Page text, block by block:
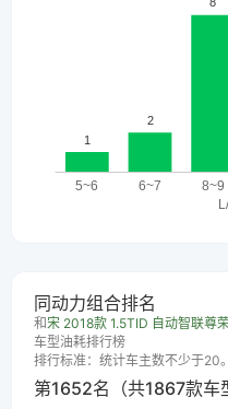
同动力组合排名
和宋 2018款 1.5TID 自动智联尊
车型油耗排行榜
排行标准：统计车主数不少于20。
第1652名（共1867款车